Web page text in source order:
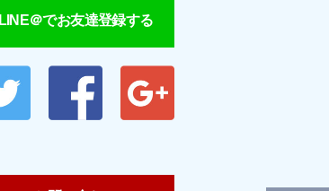
LINE＠でお友達登録する